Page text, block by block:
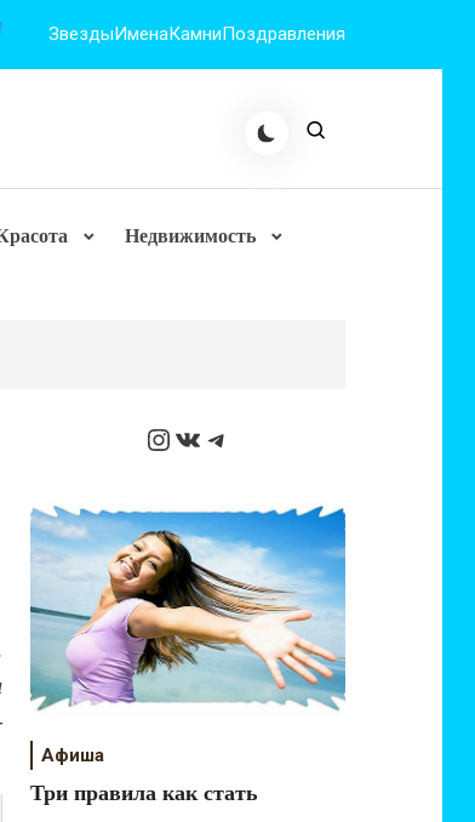
ЗвездыИменаКамниПоздравления
Недвижимость
Instagram
ВКонтакте
Telegram
Афиша
Три правила как стать